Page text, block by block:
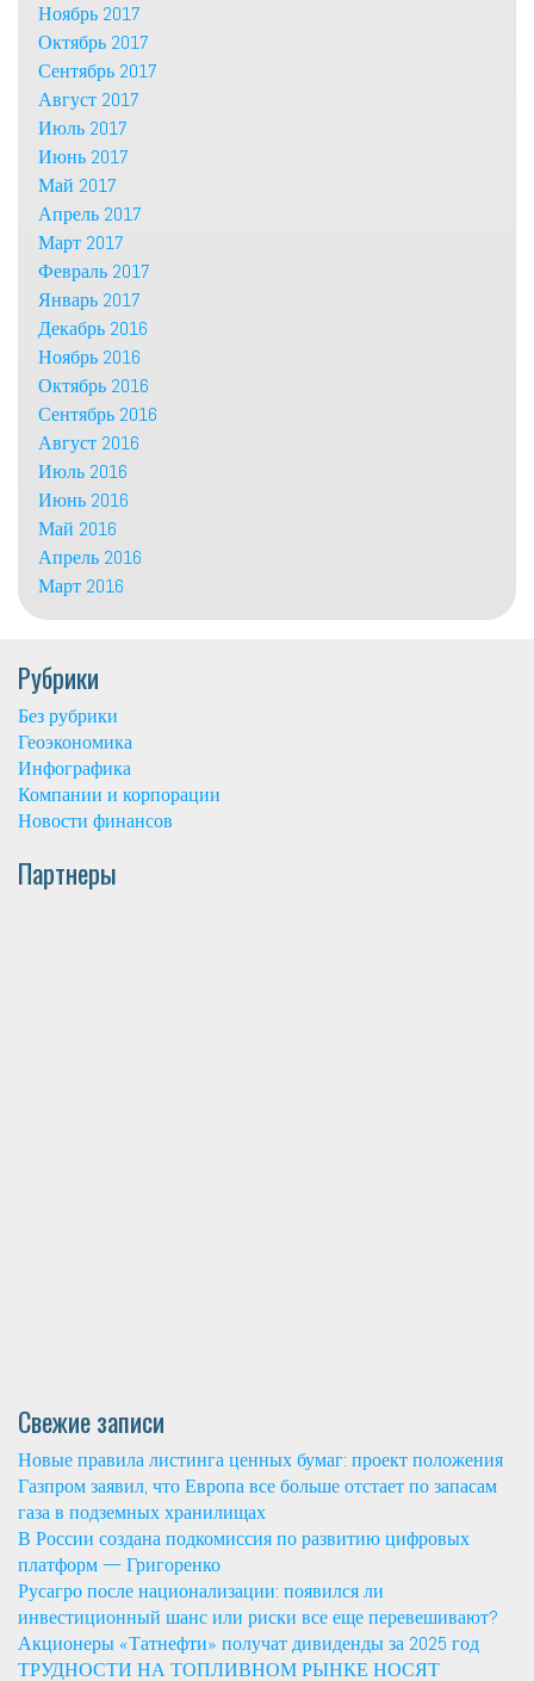
Ноябрь 2017
Октябрь 2017
Сентябрь 2017
Август 2017
Июль 2017
Июнь 2017
Май 2017
Апрель 2017
Март 2017
Февраль 2017
Январь 2017
Декабрь 2016
Ноябрь 2016
Октябрь 2016
Сентябрь 2016
Август 2016
Июль 2016
Июнь 2016
Май 2016
Апрель 2016
Март 2016
Рубрики
Без рубрики
Геоэкономика
Инфографика
Компании и корпорации
Новости финансов
Партнеры
Свежие записи
Новые правила листинга ценных бумаг: проект положения
Газпром заявил, что Европа все больше отстает по запасам
газа в подземных хранилищах
В России создана подкомиссия по развитию цифровых
платформ — Григоренко
Русагро после национализации: появился ли
инвестиционный шанс или риски все еще перевешивают?
Акционеры «Татнефти» получат дивиденды за 2025 год
ТРУДНОСТИ НА ТОПЛИВНОМ РЫНКЕ НОСЯТ